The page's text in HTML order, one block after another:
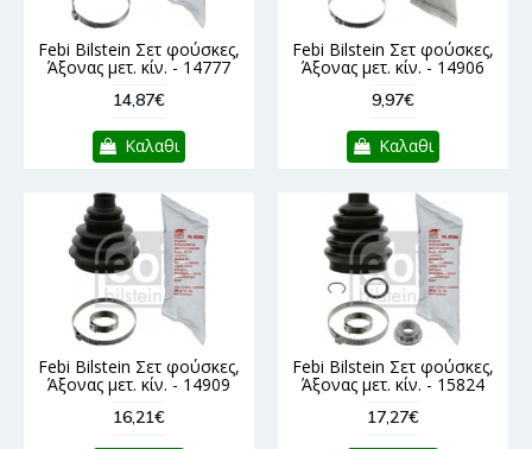
Febi Bilstein Σετ φούσκες,
Άξονας μετ. κίν. - 14777
14,87€
Καλαθι
Febi Bilstein Σετ φούσκες,
Άξονας μετ. κίν. - 14906
9,97€
Καλαθι
Febi Bilstein Σετ φούσκες,
Άξονας μετ. κίν. - 14909
16,21€
Febi Bilstein Σετ φούσκες,
Άξονας μετ. κίν. - 15824
17,27€